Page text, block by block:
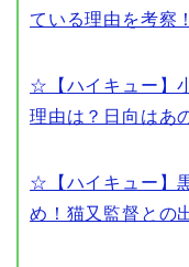
ている理由を考察！
☆【 ハイキュー】
理由は？日向はあ
☆【 ハイキュー】
め！猫又監督との